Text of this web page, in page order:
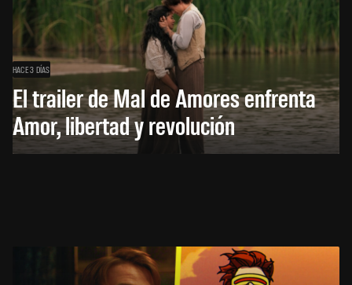
HACE 3 DÍAS
El trailer de Mal de Amores enfrenta
Amor, libertad y revolución